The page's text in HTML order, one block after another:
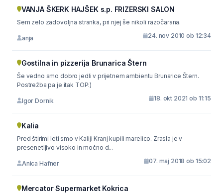
VANJA ŠKERK HAJŠEK s.p. FRIZERSKI SALON
Sem zelo zadovoljna stranka, pri njej še nikoli razočarana.
anja 24. nov 2010 ob 12:34
Gostilna in pizzerija Brunarica Štern
Še vedno smo dobro jedli v prijetnem ambientu Brunarice Štern.
Postrežba pa je itak TOP:)
Igor Dornik 18. okt 2021 ob 11:15
Kalia
Pred štirimi leti smo v Kaliji Kranj kupili marelico. Zrasla je v
presenetljivo visoko in močno d...
Anica Hafner 07. maj 2018 ob 15:02
Mercator Supermarket Kokrica